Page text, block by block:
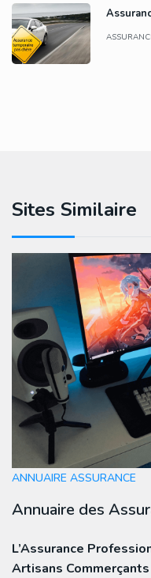
Sites Similaire
ANNUAIRE ASSURANCE
Annuaire des
L’Assurance
Artisans